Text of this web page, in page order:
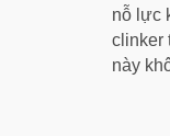
nỗ lực
clinker
này